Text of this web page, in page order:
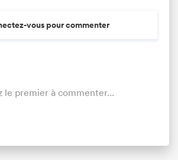
vous pour commenter
le premier à commenter...